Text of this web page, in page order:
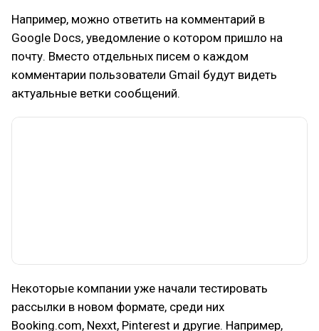
Например, можно ответить на комментарий в
Google Docs, уведомление о котором пришло на
почту. Вместо отдельных писем о каждом
комментарии пользователи Gmail будут видеть
актуальные ветки сообщений.
Некоторые компании уже начали тестировать
рассылки в новом формате, среди них
Booking.com, Nexxt, Pinterest и другие. Например,